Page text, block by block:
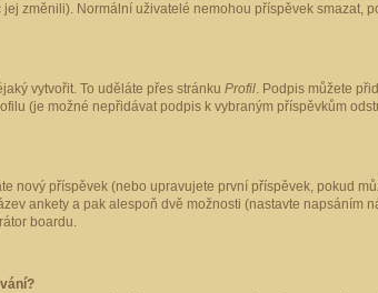
změnili). Normální uživatelé nemohou příspěvek smazat,
vytvořit. To uděláte přes stránku Profil. Podpis můžete
(je možné nepřidávat podpis k vybraným příspěvkům
nový příspěvek (nebo upravujete první příspěvek, pokud
ankety a pak alespoň dvě možnosti (nastavte napsáním
boardu.